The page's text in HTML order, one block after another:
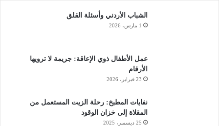
الشباب الأردني وأسئلة القلق
1 مارس، 2026
عمل الأطفال ذوي الإعاقة: جريمة لا ترويها
الأرقام
23 فبراير، 2026
نفايات المطبخ: رحلة الزيت المستعمل من
المقلاة إلى خزان الوقود
25 ديسمبر، 2025